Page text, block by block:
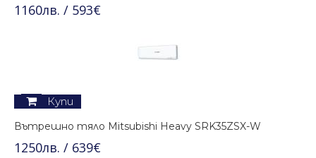
1160лв. / 593€
Вътрешно тяло Mitsubishi Heavy SRK35ZSX-W
1250лв. / 639€
Купи